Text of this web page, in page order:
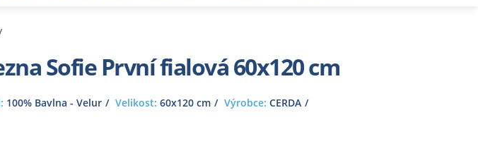
Sofie První fialová 60x120 cm
100% Bavlna - Velur Velikost: 60x120 cm Výrobce: CERDA